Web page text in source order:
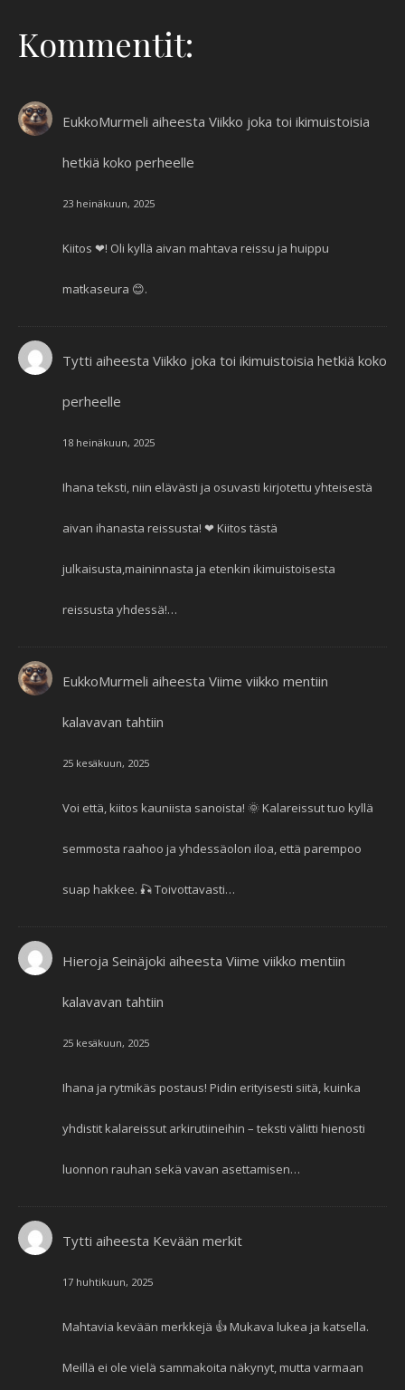
Kommentit:
EukkoMurmeli aiheesta Viikko joka toi ikimuistoisia
hetkiä koko perheelle
23 heinäkuun, 2025
Kiitos ❤! Oli kyllä aivan mahtava reissu ja huippu
matkaseura 😊.
Tytti aiheesta Viikko joka toi ikimuistoisia hetkiä koko
perheelle
18 heinäkuun, 2025
Ihana teksti, niin elävästi ja osuvasti kirjotettu yhteisestä
aivan ihanasta reissusta! ❤ Kiitos tästä
julkaisusta,maininnasta ja etenkin ikimuistoisesta
reissusta yhdessä!…
EukkoMurmeli aiheesta Viime viikko mentiin
kalavavan tahtiin
25 kesäkuun, 2025
Voi että, kiitos kauniista sanoista! 🌞 Kalareissut tuo kyllä
semmosta raahoo ja yhdessäolon iloa, että parempoo
suap hakkee. 🎣 Toivottavasti…
Hieroja Seinäjoki aiheesta Viime viikko mentiin
kalavavan tahtiin
25 kesäkuun, 2025
Ihana ja rytmikäs postaus! Pidin erityisesti siitä, kuinka
yhdistit kalareissut arkirutiineihin – teksti välitti hienosti
luonnon rauhan sekä vavan asettamisen…
Tytti aiheesta Kevään merkit
17 huhtikuun, 2025
Mahtavia kevään merkkejä 👍 Mukava lukea ja katsella.
Meillä ei ole vielä sammakoita näkynyt, mutta varmaan